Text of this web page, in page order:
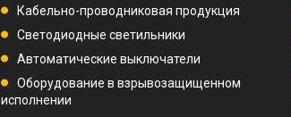
Кабельно-проводниковая продукция
Светодиодные светильники
Автоматические выключатели
Оборудование в взрывозащищенном
исполнении